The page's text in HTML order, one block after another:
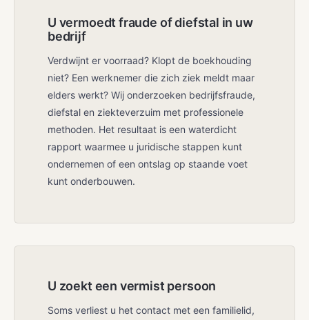
U vermoedt fraude of diefstal in uw
bedrijf
Verdwijnt er voorraad? Klopt de boekhouding
niet? Een werknemer die zich ziek meldt maar
elders werkt? Wij onderzoeken bedrijfsfraude,
diefstal en ziekteverzuim met professionele
methoden. Het resultaat is een waterdicht
rapport waarmee u juridische stappen kunt
ondernemen of een ontslag op staande voet
kunt onderbouwen.
U zoekt een vermist persoon
Soms verliest u het contact met een familielid,